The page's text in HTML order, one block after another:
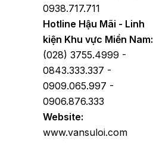
0938.717.711
Hotline Hậu Mãi - Linh
kiện Khu vực Miền Nam:
(028) 3755.4999 -
0843.333.337 -
0909.065.997 -
0906.876.333
Website:
www.vansuloi.com